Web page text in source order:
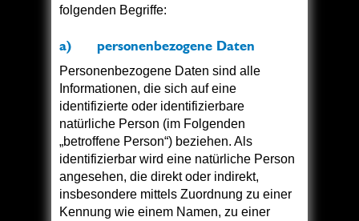
folgenden Begriffe:
a) personenbezogene Daten
Personenbezogene Daten sind alle
Informationen, die sich auf eine
identifizierte oder identifizierbare
natürliche Person (im Folgenden
„betroffene Person“) beziehen. Als
identifizierbar wird eine natürliche Person
angesehen, die direkt oder indirekt,
insbesondere mittels Zuordnung zu einer
Kennung wie einem Namen, zu einer